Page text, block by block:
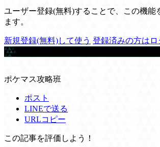
ユーザー登録(無料)することで、この機能
ます。
新規登録(無料)して使う 登録済みの方はロ
この記事を書いた人
ポケマス攻略班
ポスト
LINEで送る
URLコピー
この記事を評価しよう！